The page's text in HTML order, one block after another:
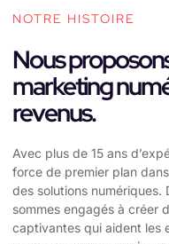
NOTRE HISTOIRE
Nous
marketing
revenus.
Avec plus de 15 ans
force de premier plan
des solutions numériques.
sommes engagés à créer
captivantes qui aident les